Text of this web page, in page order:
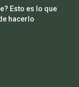
Esto es lo que
hacerlo